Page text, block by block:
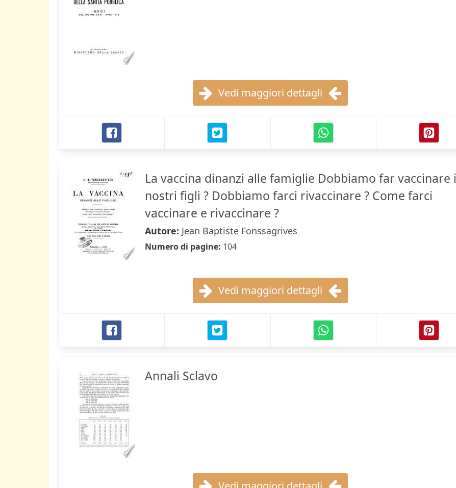
Vedi maggiori dettagli
La vaccina dinanzi alle famiglie Dobbiamo far vaccinare i
nostri figli ? Dobbiamo farci rivaccinare ? Come farci
vaccinare e rivaccinare ?
Autore: Jean Baptiste Fonssagrives
Numero di pagine: 104
Vedi maggiori dettagli
Annali Sclavo